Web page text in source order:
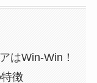
はWin-Win！
徴